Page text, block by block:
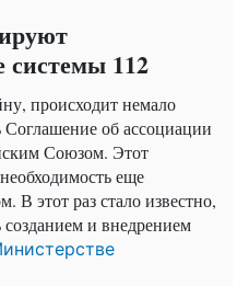
системы 112
происходит немало
об ассоциации
Союзом. Этот
еще
В этот раз стало известно,
и внедрением